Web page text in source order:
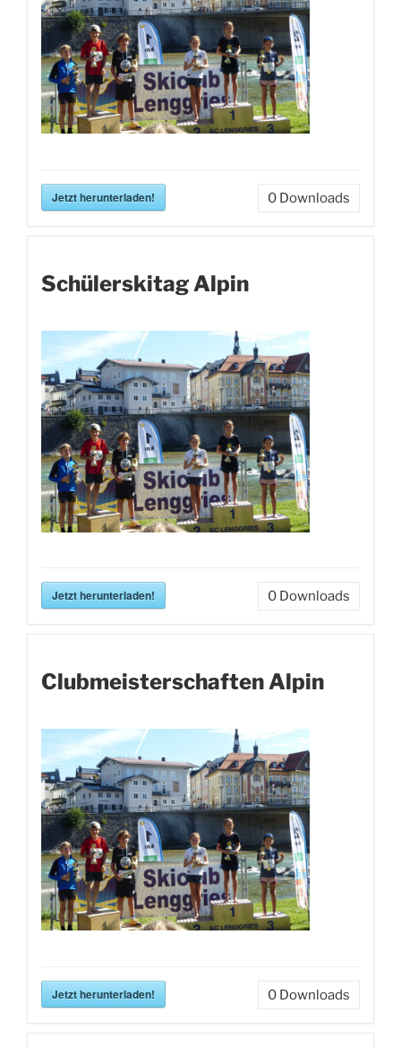
Jetzt herunterladen! 0 Downloads
Schülerskitag Alpin
Jetzt herunterladen! 0 Downloads
Clubmeisterschaften Alpin
Jetzt herunterladen! 0 Downloads